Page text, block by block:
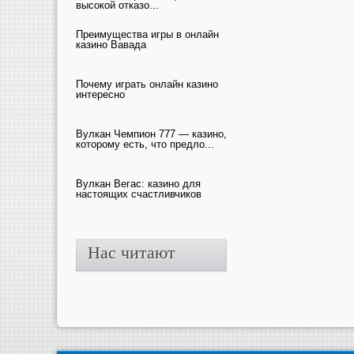
высокой отказо...
Преимущества игры в онлайн
казино Вавада
Почему играть онлайн казино
интересно
Вулкан Чемпион 777 — казино,
которому есть, что предло...
Вулкан Вегас: казино для
настоящих счастливчиков
Нас читают